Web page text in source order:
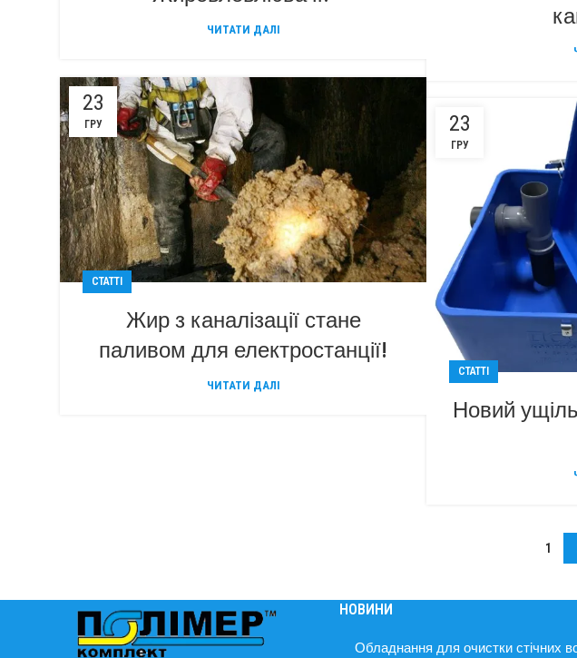
ЧИТАТИ ДАЛІ
23
ГРУ
СТАТТІ
Жир з каналізації стане
паливом для електростанції!
ЧИТАТИ ДАЛІ
23
ГРУ
СТАТТІ
Новий
1
НОВИНИ
Обладнання для очистки стічних